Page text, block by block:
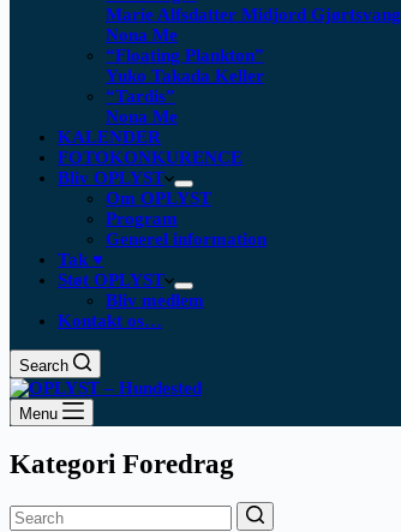
Marie Alfsdatter Midjord Gjørtsvang
Nona Me
“Floating Plankton​”
Yuko Takada Keller
“Tardis”
Nona Me
KALENDER
FOTOKONKURENCE
Bliv OPLYST
Om OPLYST
Program
Generel information
Tak ♥
Støt OPLYST
Bliv medlem
Kontakt os…
Search
Menu
Kategori Foredrag